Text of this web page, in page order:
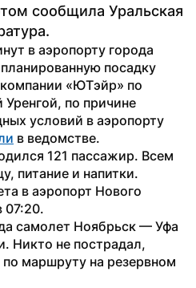
сообщила Уральская
в аэропорту города
посадку
«ЮТэйр» по
по причине
условий в аэропорту
в ведомстве.
121 пассажир. Всем
питание и напитки.
в аэропорт Нового
07:20.
самолет Ноябрьск — Уфа
Никто не пострадал,
маршруту на резервном